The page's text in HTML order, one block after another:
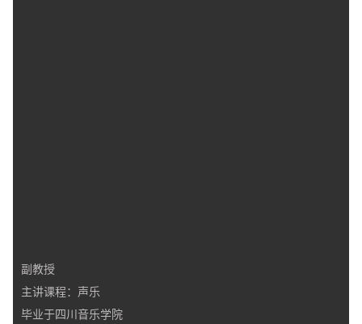
副教授
主讲课程：声乐
毕业于四川音乐学院